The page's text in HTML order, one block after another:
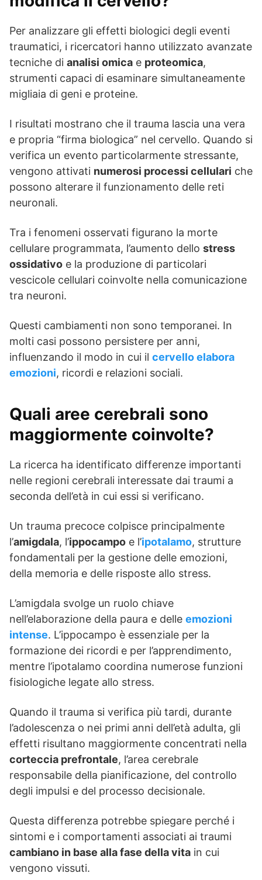
Per analizzare gli effetti biologici degli eventi
traumatici, i ricercatori hanno utilizzato avanzate
tecniche di analisi omica e proteomica,
strumenti capaci di esaminare simultaneamente
migliaia di geni e proteine.
I risultati mostrano che il trauma lascia una vera
e propria “firma biologica” nel cervello. Quando si
verifica un evento particolarmente stressante,
vengono attivati numerosi processi cellulari che
possono alterare il funzionamento delle reti
neuronali.
Tra i fenomeni osservati figurano la morte
cellulare programmata, l’aumento dello stress
ossidativo e la produzione di particolari
vescicole cellulari coinvolte nella comunicazione
tra neuroni.
Questi cambiamenti non sono temporanei. In
molti casi possono persistere per anni,
influenzando il modo in cui il cervello elabora
emozioni, ricordi e relazioni sociali.
Quali aree cerebrali sono
maggiormente coinvolte?
La ricerca ha identificato differenze importanti
nelle regioni cerebrali interessate dai traumi a
seconda dell’età in cui essi si verificano.
Un trauma precoce colpisce principalmente
l’amigdala, l’ippocampo e l’ipotalamo, strutture
fondamentali per la gestione delle emozioni,
della memoria e delle risposte allo stress.
L’amigdala svolge un ruolo chiave
nell’elaborazione della paura e delle emozioni
intense. L’ippocampo è essenziale per la
formazione dei ricordi e per l’apprendimento,
mentre l’ipotalamo coordina numerose funzioni
fisiologiche legate allo stress.
Quando il trauma si verifica più tardi, durante
l’adolescenza o nei primi anni dell’età adulta, gli
effetti risultano maggiormente concentrati nella
corteccia prefrontale, l’area cerebrale
responsabile della pianificazione, del controllo
degli impulsi e del processo decisionale.
Questa differenza potrebbe spiegare perché i
sintomi e i comportamenti associati ai traumi
cambiano in base alla fase della vita in cui
vengono vissuti.